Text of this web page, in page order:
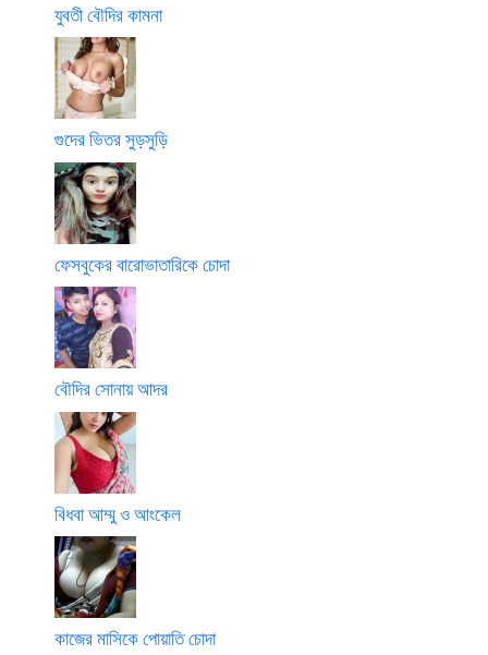
যুবতী বৌদির কামনা
গুদের ভিতর সুড়সুড়ি
ফেসবুকের বারোভাতারিকে চোদা
বৌদির সোনায় আদর
বিধবা আম্মু ও আংকেল
কাজের মাসিকে পোয়াতি চোদা